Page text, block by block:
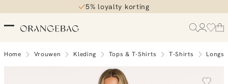
5% loyalty korting
Home Vrouwen Kleding Tops & T-Shirts T-Shirts